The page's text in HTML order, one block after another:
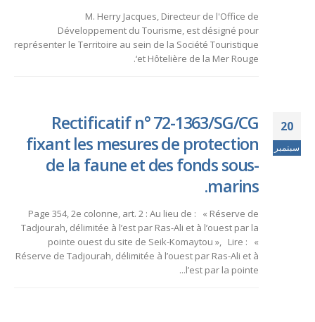
M. Herry Jacques, Directeur de l'Office de
Développement du Tourisme, est désigné pour
représenter le Territoire au sein de la Société Touristique
‘et Hôtelière de la Mer Rouge.
20
سبتمبر
Rectificatif n° 72-1363/SG/CG
fixant les mesures de protection
de la faune et des fonds sous-
marins.
Page 354, 2e colonne, art. 2 : Au lieu de : « Réserve de
Tadjourah, délimitée à l’est par Ras-Ali et à l’ouest par la
pointe ouest du site de Seik-Komaytou », Lire : «
Réserve de Tadjourah, délimitée à l’ouest par Ras-Ali et à
l’est par la pointe...